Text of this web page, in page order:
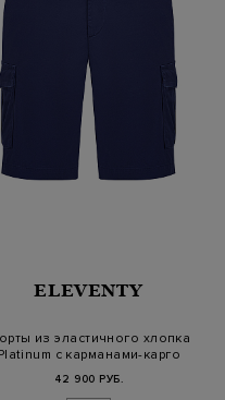
ELEVENTY
из эластичного хлопка
с карманами-карго
42 900 РУБ.